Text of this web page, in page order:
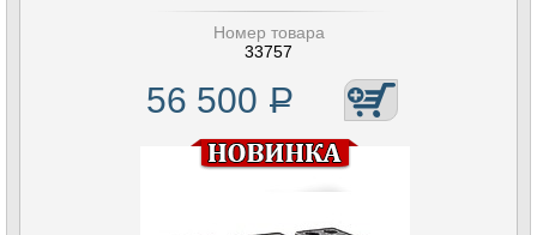
Номер товара
33757
56 500 Р